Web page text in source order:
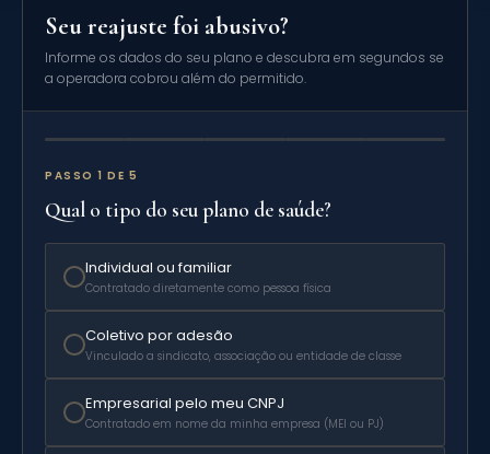
Seu reajuste foi abusivo?
Informe os dados do seu plano e descubra em segundos se
a operadora cobrou além do permitido.
PASSO 1 DE 5
Qual o tipo do seu plano de saúde?
Individual ou familiar
Contratado diretamente como pessoa física
Coletivo por adesão
Vinculado a sindicato, associação ou entidade de classe
Empresarial pelo meu CNPJ
Contratado em nome da minha empresa (MEI ou PJ)